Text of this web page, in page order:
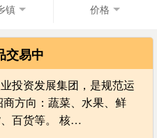
镇 价格
交易中
投资发展集团，是规范运
方向：蔬菜、水果、鲜
百货等。 核…